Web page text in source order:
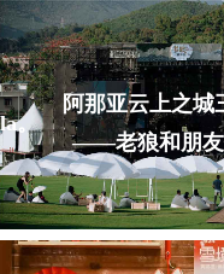
阿那亚云上之城
la。
——老狼和朋友